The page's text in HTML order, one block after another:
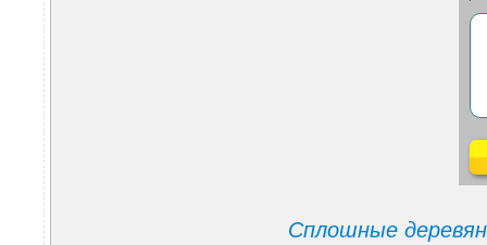
Сплошные